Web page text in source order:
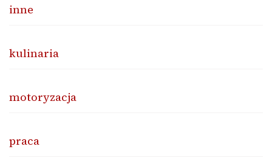
inne
kulinaria
motoryzacja
praca